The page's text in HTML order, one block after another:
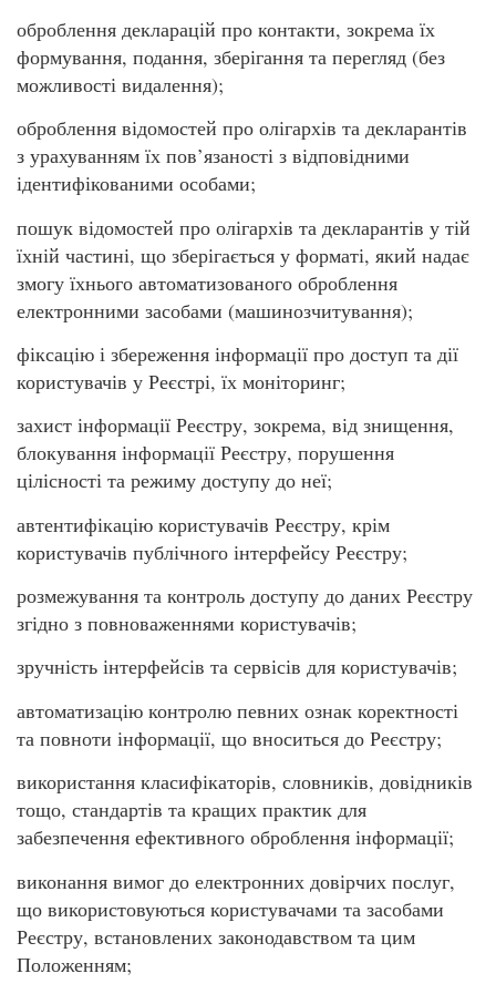
оброблення декларацій про контакти, зокрема їх
формування, подання, зберігання та перегляд (без
можливості видалення);
оброблення відомостей про олігархів та декларантів
з урахуванням їх пов’язаності з відповідними
ідентифікованими особами;
пошук відомостей про олігархів та декларантів у тій
їхній частині, що зберігається у форматі, який надає
змогу їхнього автоматизованого оброблення
електронними засобами (машинозчитування);
фіксацію і збереження інформації про доступ та дії
користувачів у Реєстрі, їх моніторинг;
захист інформації Реєстру, зокрема, від знищення,
блокування інформації Реєстру, порушення
цілісності та режиму доступу до неї;
автентифікацію користувачів Реєстру, крім
користувачів публічного інтерфейсу Реєстру;
розмежування та контроль доступу до даних Реєстру
згідно з повноваженнями користувачів;
зручність інтерфейсів та сервісів для користувачів;
автоматизацію контролю певних ознак коректності
та повноти інформації, що вноситься до Реєстру;
використання класифікаторів, словників, довідників
тощо, стандартів та кращих практик для
забезпечення ефективного оброблення інформації;
виконання вимог до електронних довірчих послуг,
що використовуються користувачами та засобами
Реєстру, встановлених законодавством та цим
Положенням;